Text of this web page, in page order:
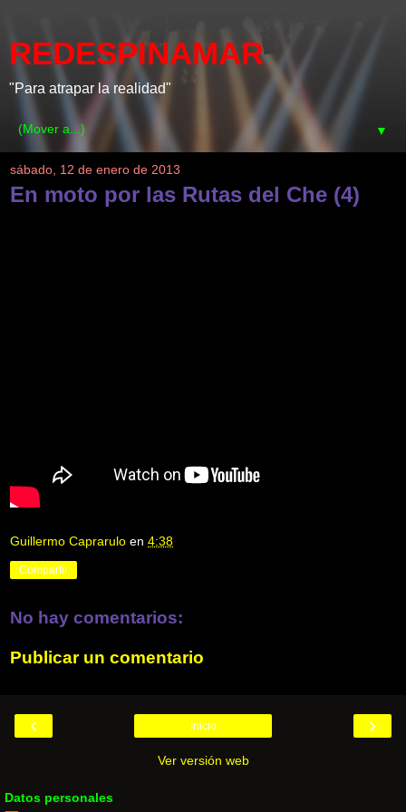
REDESPINAMAR
"Para atrapar la realidad"
▼
sábado, 12 de enero de 2013
En moto por las Rutas del Che (4)
Guillermo Caprarulo en 4:38
Compartir
No hay comentarios:
Publicar un comentario
‹ ›
Inicio
Ver versión web
Datos personales